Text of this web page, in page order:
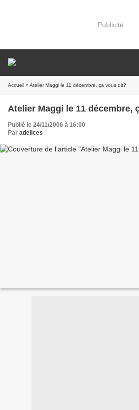
Publicité
Accueil » Atelier Maggi le 11 décembre, ça vous dit?
Atelier Maggi le 11 décembre,
Publié le 24/11/2006 à 16:00
Par adelices